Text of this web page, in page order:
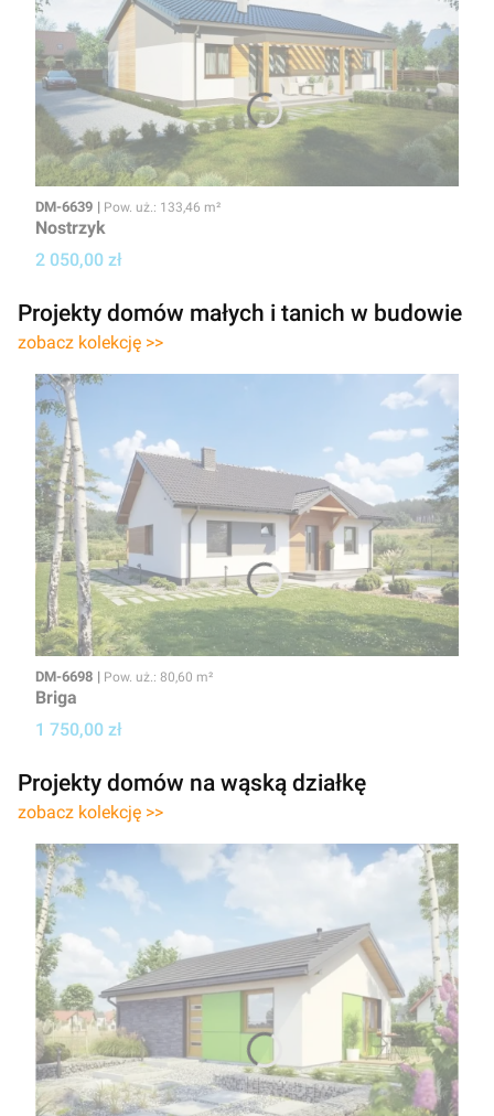
Kod
DM-6639 Powierzchnia użytkowa
Pow. uż.: 133,46 m²
Nostrzyk
Cena projektu
2 050,00 zł
Projekty domów małych i tanich w budowie
zobacz kolekcję >>
Kod
DM-6698 Powierzchnia użytkowa
Pow. uż.: 80,60 m²
Briga
Cena projektu
1 750,00 zł
Projekty domów na wąską działkę
zobacz kolekcję >>